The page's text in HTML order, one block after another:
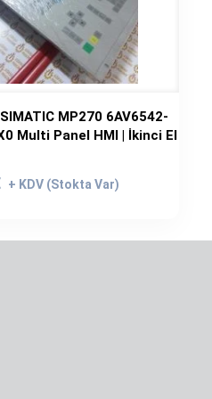
MP270 6AV6542-
Multi Panel HMI | İkinci El
Şu